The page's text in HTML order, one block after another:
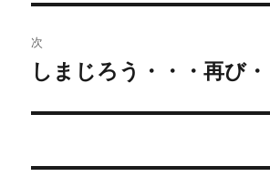
ビ
ゲ
ー
の
投
稿:
次
次
投
しまじろう・・・再び・